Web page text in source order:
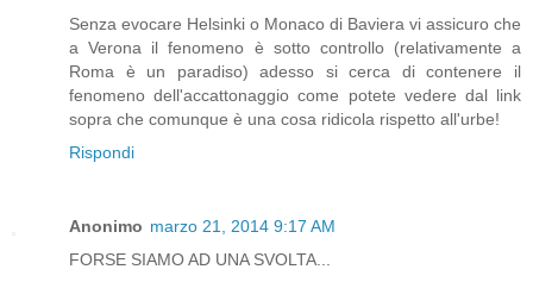
Senza evocare Helsinki o Monaco di Baviera vi assicuro che
a Verona il fenomeno è sotto controllo (relativamente a
Roma è un paradiso) adesso si cerca di contenere il
fenomeno dell'accattonaggio come potete vedere dal link
sopra che comunque è una cosa ridicola rispetto all'urbe!
Rispondi
Anonimo marzo 21, 2014 9:17 AM
FORSE SIAMO AD UNA SVOLTA...